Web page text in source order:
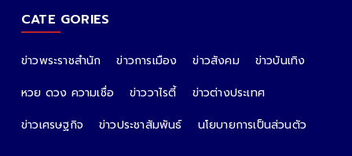
CATE GORIES
ข่าวพระราชสำนัก ข่าวการเมือง ข่าวสังคม
ข่าวบันเทิง
หวย ดวง ความเชื่อ
ข่าววาไรตี้
ข่าวต่างประเทศ
ข่าวเศรษฐกิจ
ข่าวประชาสัมพันธ์ นโยบายการเป็นส่วนตัว